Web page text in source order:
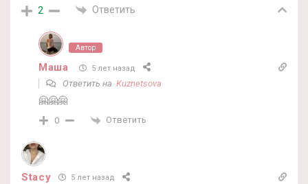
2 Ответить
Автор
Маша 5 лет назад
Ответить на Kuznetsova
🤗🤗🤗
0 Ответить
Stacy 5 лет назад